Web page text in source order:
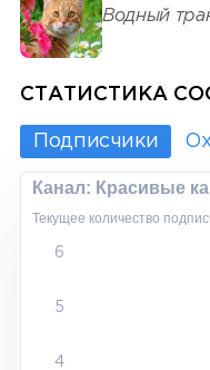
Водный
СТАТИСТИКА
Подписчики
Канал: Красивые
Текущее количество
6
5
4